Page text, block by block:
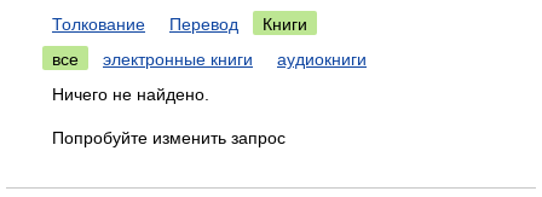
Толкование Перевод
Книги
все
электронные книги
аудиокниги
Ничего не найдено.
Попробуйте изменить запрос